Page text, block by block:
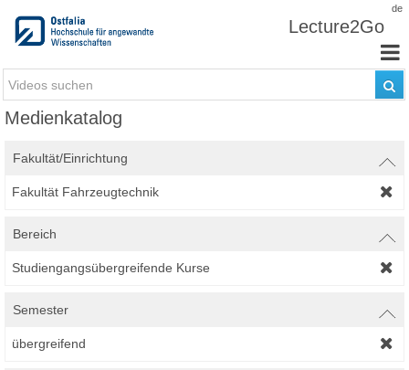
de
Lecture2Go
Medienkatalog
Fakultät/Einrichtung
Fakultät Fahrzeugtechnik
Bereich
Studiengangsübergreifende Kurse
Semester
übergreifend